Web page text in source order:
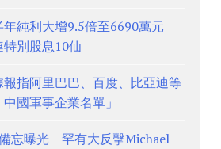
年純利大增9.5倍至6690萬元
別股息10仙
報指阿里巴巴、百度、比亞迪等
國軍事企業名單」
忘曝光 罕有大反擊Michael